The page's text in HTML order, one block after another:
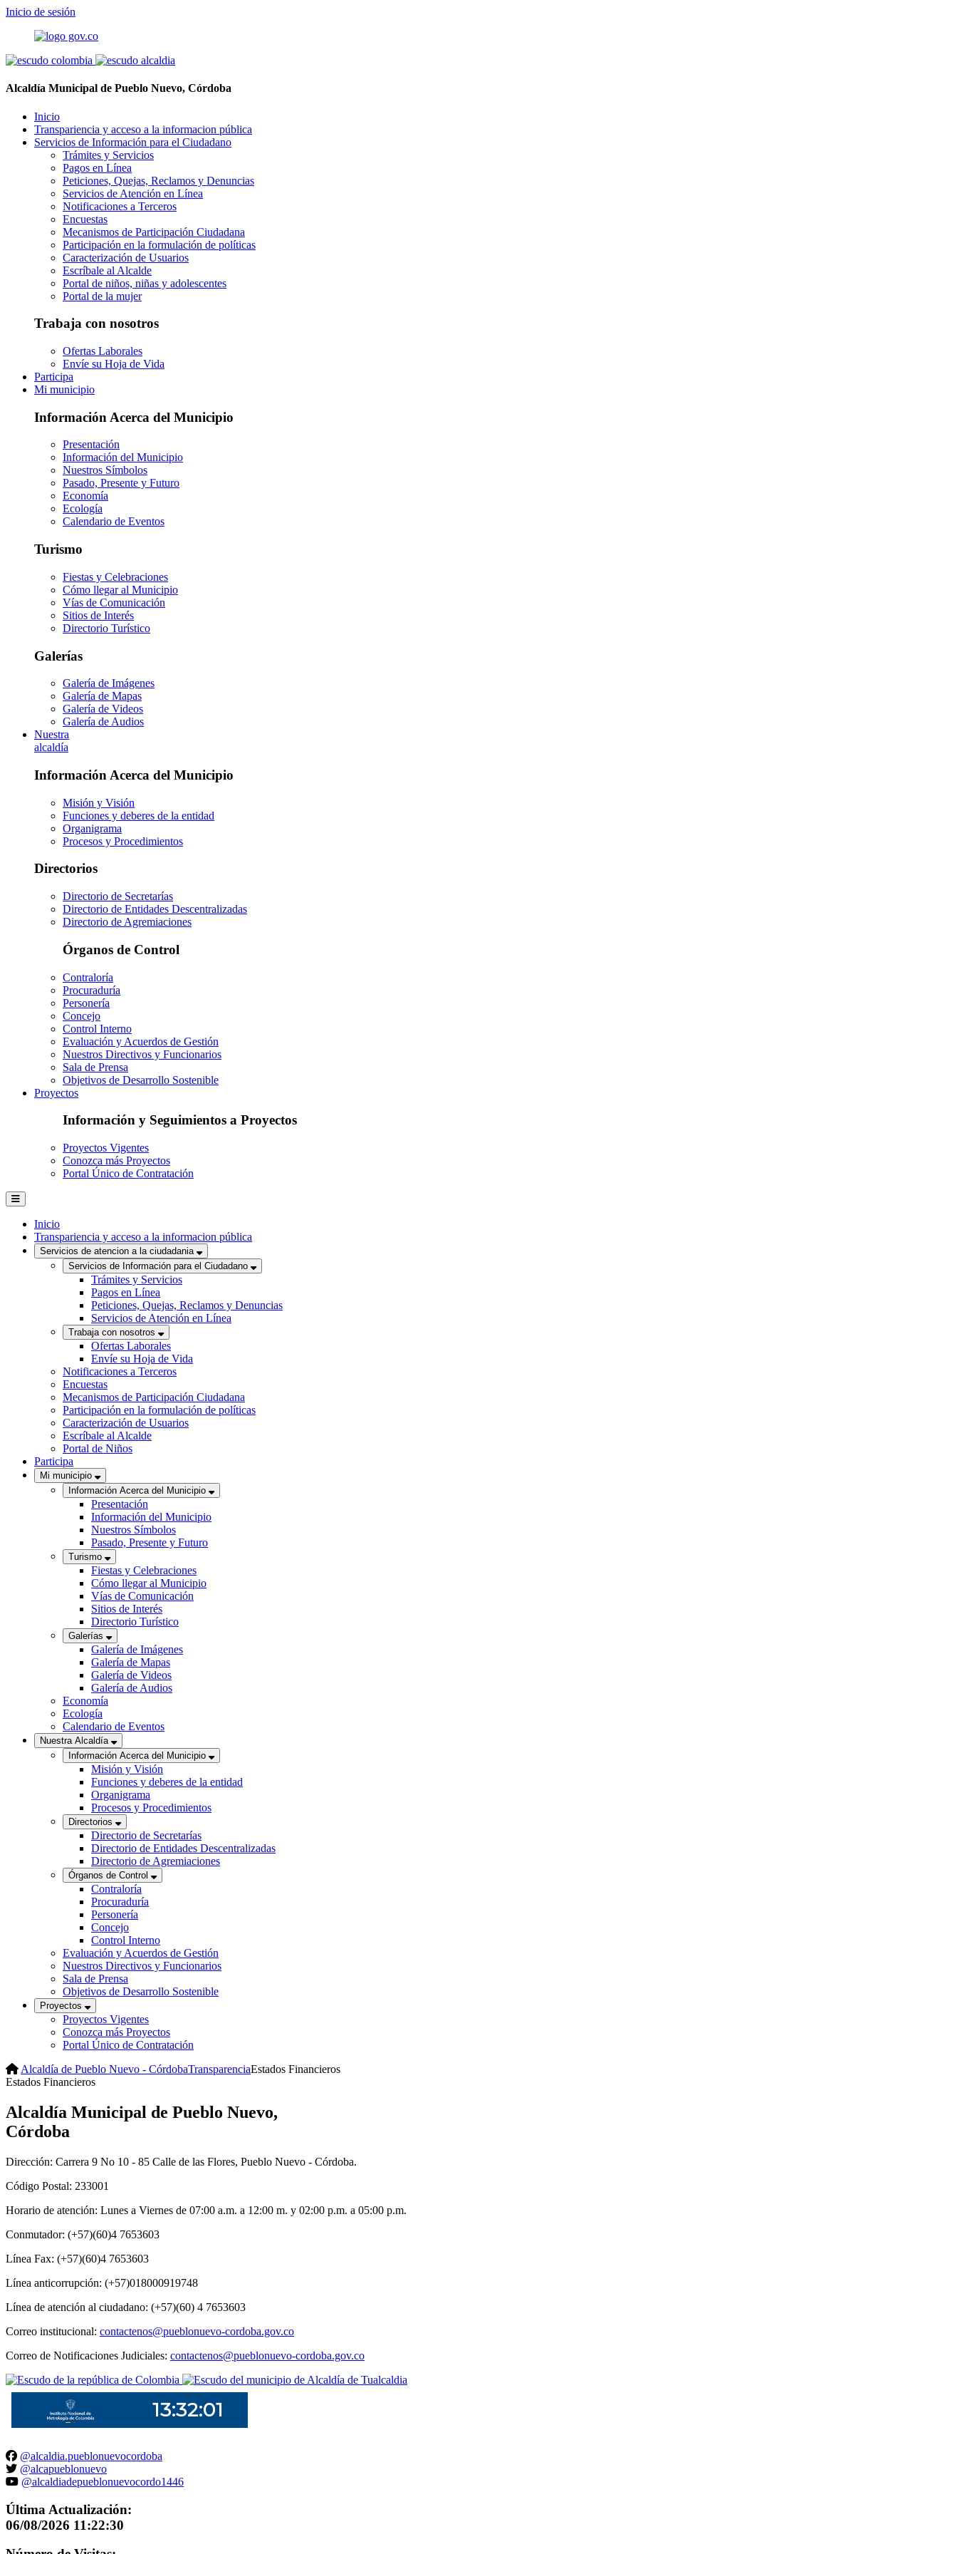
Inicio de sesión
Alcaldía Municipal de Pueblo Nuevo, Córdoba
Inicio
Transpariencia y acceso a la informacion pública
Servicios de Información para el Ciudadano
Trámites y Servicios
Pagos en Línea
Peticiones, Quejas, Reclamos y Denuncias
Servicios de Atención en Línea
Notificaciones a Terceros
Encuestas
Mecanismos de Participación Ciudadana
Participación en la formulación de políticas
Caracterización de Usuarios
Escríbale al Alcalde
Portal de niños, niñas y adolescentes
Portal de la mujer
Trabaja con nosotros
Ofertas Laborales
Envíe su Hoja de Vida
Participa
Mi municipio
Información Acerca del Municipio
Presentación
Información del Municipio
Nuestros Símbolos
Pasado, Presente y Futuro
Economía
Ecología
Calendario de Eventos
Turismo
Fiestas y Celebraciones
Cómo llegar al Municipio
Vías de Comunicación
Sitios de Interés
Directorio Turístico
Galerías
Galería de Imágenes
Galería de Mapas
Galería de Videos
Galería de Audios
Nuestra
alcaldía
Información Acerca del Municipio
Misión y Visión
Funciones y deberes de la entidad
Organigrama
Procesos y Procedimientos
Directorios
Directorio de Secretarías
Directorio de Entidades Descentralizadas
Directorio de Agremiaciones
Órganos de Control
Contraloría
Procuraduría
Personería
Concejo
Control Interno
Evaluación y Acuerdos de Gestión
Nuestros Directivos y Funcionarios
Sala de Prensa
Objetivos de Desarrollo Sostenible
Proyectos
Información y Seguimientos a Proyectos
Proyectos Vigentes
Conozca más Proyectos
Portal Único de Contratación
Inicio
Transpariencia y acceso a la informacion pública
Servicios de atencion a la ciudadania
Servicios de Información para el Ciudadano
Trámites y Servicios
Pagos en Línea
Peticiones, Quejas, Reclamos y Denuncias
Servicios de Atención en Línea
Trabaja con nosotros
Ofertas Laborales
Envíe su Hoja de Vida
Notificaciones a Terceros
Encuestas
Mecanismos de Participación Ciudadana
Participación en la formulación de políticas
Caracterización de Usuarios
Escríbale al Alcalde
Portal de Niños
Participa
Mi municipio
Información Acerca del Municipio
Presentación
Información del Municipio
Nuestros Símbolos
Pasado, Presente y Futuro
Turismo
Fiestas y Celebraciones
Cómo llegar al Municipio
Vías de Comunicación
Sitios de Interés
Directorio Turístico
Galerías
Galería de Imágenes
Galería de Mapas
Galería de Videos
Galería de Audios
Economía
Ecología
Calendario de Eventos
Nuestra Alcaldía
Información Acerca del Municipio
Misión y Visión
Funciones y deberes de la entidad
Organigrama
Procesos y Procedimientos
Directorios
Directorio de Secretarías
Directorio de Entidades Descentralizadas
Directorio de Agremiaciones
Órganos de Control
Contraloría
Procuraduría
Personería
Concejo
Control Interno
Evaluación y Acuerdos de Gestión
Nuestros Directivos y Funcionarios
Sala de Prensa
Objetivos de Desarrollo Sostenible
Proyectos
Proyectos Vigentes
Conozca más Proyectos
Portal Único de Contratación
Alcaldía de Pueblo Nuevo - CórdobaTransparenciaEstados Financieros
Estados Financieros
Alcaldía Municipal de Pueblo Nuevo,
Córdoba
Dirección: Carrera 9 No 10 - 85 Calle de las Flores, Pueblo Nuevo - Córdoba.
Código Postal: 233001
Horario de atención: Lunes a Viernes de 07:00 a.m. a 12:00 m. y 02:00 p.m. a 05:00 p.m.
Conmutador: (+57)(60)4 7653603
Línea Fax: (+57)(60)4 7653603
Línea anticorrupción: (+57)018000919748
Línea de atención al ciudadano: (+57)(60) 4 7653603
Correo institucional: contactenos@pueblonuevo-cordoba.gov.co
Correo de Notificaciones Judiciales: contactenos@pueblonuevo-cordoba.gov.co
@alcaldia.pueblonuevocordoba
@alcapueblonuevo
@alcaldiadepueblonuevocordo1446
Última Actualización:
06/08/2026 11:22:30